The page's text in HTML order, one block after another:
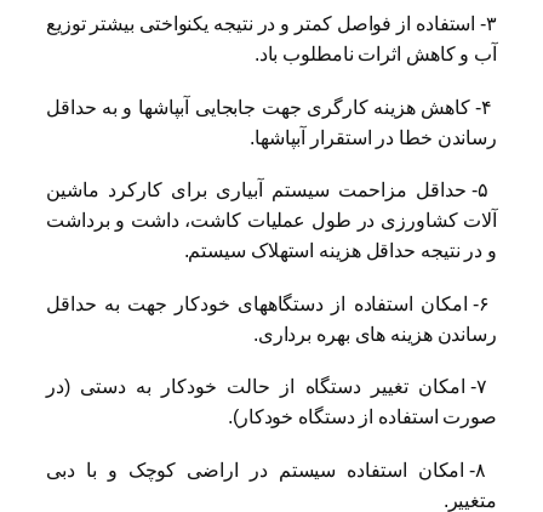
۳- استفاده از فواصل کمتر و در نتیجه یکنواختی بیشتر توزیع
آب و کاهش اثرات نامطلوب باد.
۴- کاهش هزینه کارگری جهت جابجایی آبپاشها و به حداقل
رساندن خطا در استقرار آبپاشها.
۵- حداقل مزاحمت سیستم آبیاری برای کارکرد ماشین
آلات کشاورزی در طول عملیات کاشت، داشت و برداشت
و در نتیجه حداقل هزینه استهلاک سیستم.
۶- امکان استفاده از دستگاههای خودکار جهت به حداقل
رساندن هزینه های بهره برداری.
۷- امکان تغییر دستگاه از حالت خودکار به دستی (در
صورت استفاده از دستگاه خودکار).
۸- امکان استفاده سیستم در اراضی کوچک و با دبی
متغییر.